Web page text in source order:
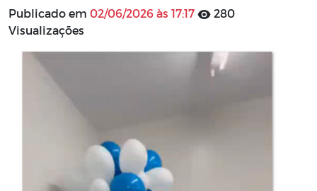
Publicado em 02/06/2026 às 17:17
280
Visualizações